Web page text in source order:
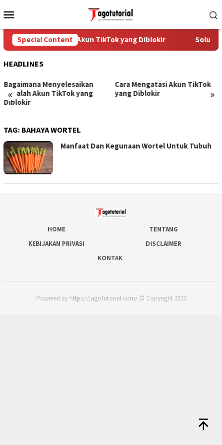
to
Menu
Special Content
Cara Mengatasi Akun TikTok yang Diblokir Solusi
HEADLINES
« »
Bagaimana Menyelesaikan
Masalah Akun TikTok yang
Diblokir
Cara Mengatasi Akun TikTok
yang Diblokir
TAG: BAHAYA WORTEL
Manfaat Dan Kegunaan Wortel Untuk Tubuh
HOME
TENTANG
KEBIJAKAN PRIVASI
DISCLAIMER
KONTAK
Powered by https://jagotutorial.com/ © Copyright 2022